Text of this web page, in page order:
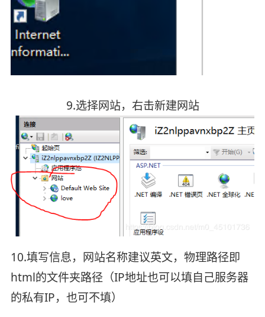
9.选择网站，右击新建网站
10.填写信息，网站名称建议英文，物理路径即
html的文件夹路径（IP地址也可以填自己服务器
的私有IP，也可不填）